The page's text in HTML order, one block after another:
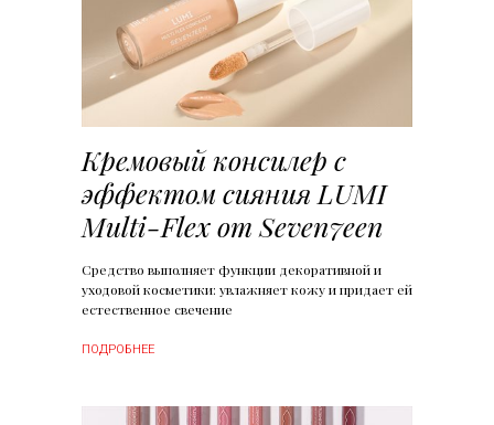
Кремовый консилер с
эффектом сияния LUMI
Multi-Flex от Seven7een
Средство выполняет функции декоративной и
уходовой косметики: увлажняет кожу и придает ей
естественное свечение
ПОДРОБНЕЕ